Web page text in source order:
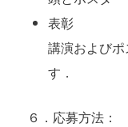
表彰
講演および
す．
６．応募方法：